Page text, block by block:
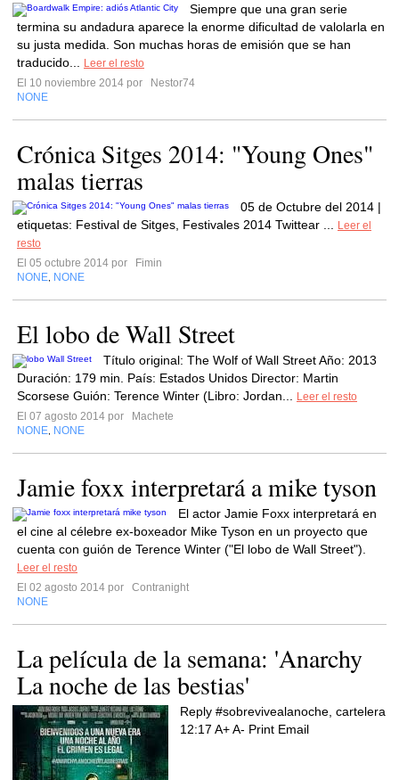
Siempre que una gran serie
termina su andadura aparece la enorme dificultad de valolarla en
su justa medida. Son muchas horas de emisión que se han
traducido...
Leer el resto
El 10 noviembre 2014 por
Nestor74
NONE
Crónica Sitges 2014: "Young Ones"
malas tierras
05 de Octubre del 2014 |
etiquetas: Festival de Sitges, Festivales 2014 Twittear ...
Leer el
resto
El 05 octubre 2014 por
Fimin
NONE NONE
El lobo de Wall Street
Título original: The Wolf of Wall Street Año: 2013
Duración: 179 min. País: Estados Unidos Director: Martin
Scorsese Guión: Terence Winter (Libro: Jordan...
Leer el resto
El 07 agosto 2014 por
Machete
NONE NONE
Jamie foxx interpretará a mike tyson
El actor Jamie Foxx interpretará en
el cine al célebre ex-boxeador Mike Tyson en un proyecto que
cuenta con guión de Terence Winter ("El lobo de Wall Street").
Leer el resto
El 02 agosto 2014 por
Contranight
NONE
La película de la semana: 'Anarchy
La noche de las bestias'
Reply #sobrevivealanoche, cartelera
12:17 A+ A- Print Email